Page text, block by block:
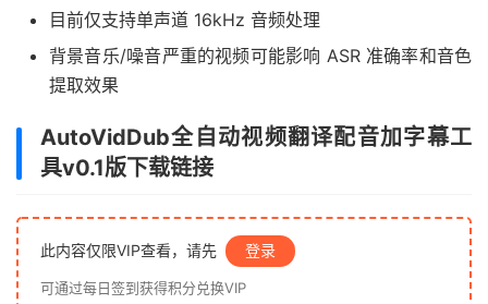
目前仅支持单声道 16kHz 音频处理
背景音乐/噪音严重的视频可能影响 ASR 准确率和音色
提取效果
AutoVidDub全自动视频翻译配音加字幕工
具v0.1版下载链接
此内容仅限VIP查看，请先 登录
可通过每日签到获得积分兑换VIP